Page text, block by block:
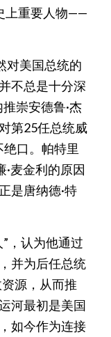
上重要人物——
对美国总统的
不总是十分深
崇安德鲁·杰
第25任总统威
绝口。帕特里
·麦金利的原因
是唐纳德·特
，认为他通过
并为后任总统
源，从而推
河最初是美国
如今作为连接